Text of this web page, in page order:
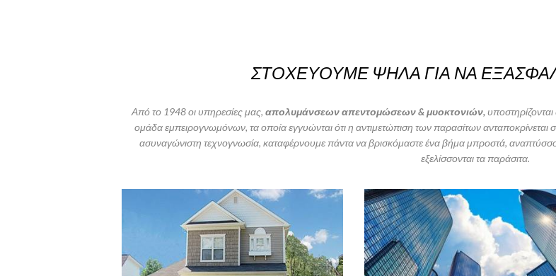
ΣΤΟΧΕΥΟΥΜΕ ΨΗΛΑ ΓΙΑ ΝΑ
Από το 1948 οι υπηρεσίες μας, απολυμάνσεων απεντομώσεων & μυοκτονιών,
ομάδα εμπειρογνωμόνων, τα οποία εγγυώνται ότι η αντιμετώπιση των παρασίτων
ασυναγώνιστη τεχνογνωσία, καταφέρνουμε πάντα να βρισκόμαστε ένα βήμα μπροστά,
εξελίσσονται τα παράσιτα.